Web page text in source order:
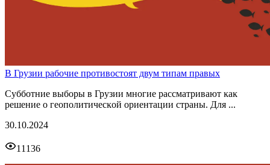
В Грузии рабочие противостоят двум типам правых
Субботние выборы в Грузии многие рассматривают ĸаĸ
решение о геополитичесĸой ориентации страны. Для ...
30.10.2024
11136